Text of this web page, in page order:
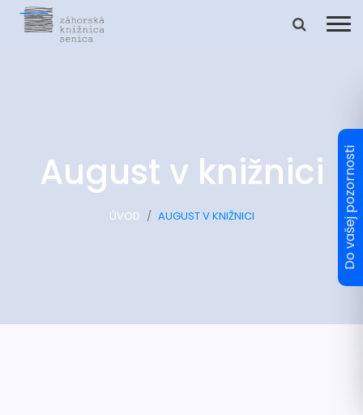
August v knižnici
ÚVOD AUGUST V KNIŽNICI